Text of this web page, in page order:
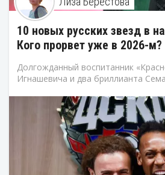
10 новых русских звезд в
Кого прорвет уже в 2026-м?
Долгожданный воспитанник
Игнашевича и два бриллианта